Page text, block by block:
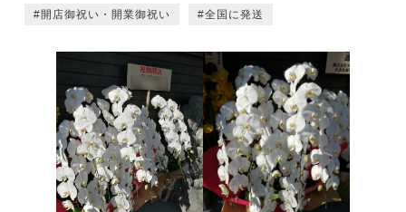
開店御祝い・開業御祝い 全国に発送